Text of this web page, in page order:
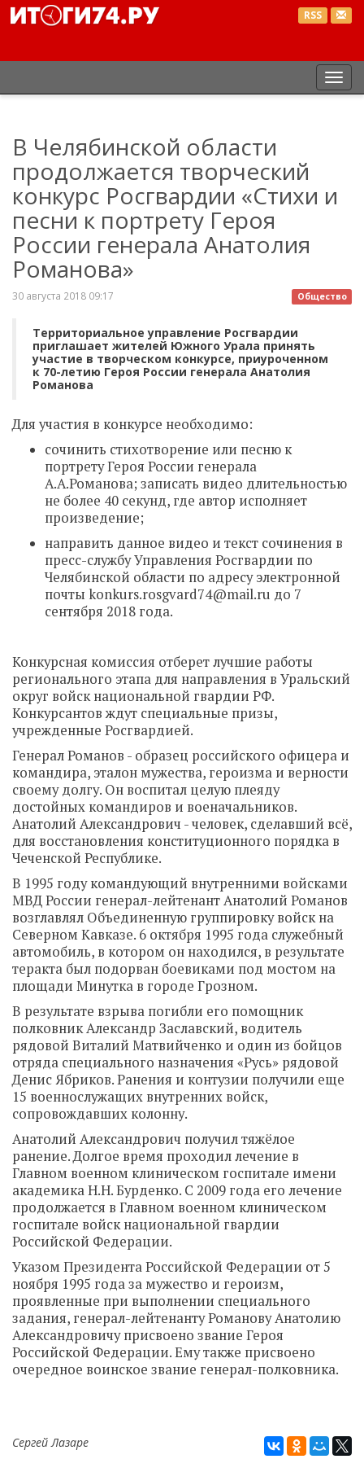
RSS
В Челябинской области
продолжается творческий
конкурс Росгвардии «Стихи и
песни к портрету Героя
России генерала Анатолия
Романова»
Общество
30 августа 2018 09:17
Территориальное управление Росгвардии
приглашает жителей Южного Урала принять
участие в творческом конкурсе, приуроченном
к 70-летию Героя России генерала Анатолия
Романова
Для участия в конкурсе необходимо:
сочинить стихотворение или песню к
портрету Героя России генерала
А.А.Романова; записать видео длительностью
не более 40 секунд, где автор исполняет
произведение;
направить данное видео и текст сочинения в
пресс-службу Управления Росгвардии по
Челябинской области по адресу электронной
почты konkurs.rosgvard74@mail.ru до 7
сентября 2018 года.
Конкурсная комиссия отберет лучшие работы
регионального этапа для направления в Уральский
округ войск национальной гвардии РФ.
Конкурсантов ждут специальные призы,
учрежденные Росгвардией.
Генерал Романов - образец российского офицера и
командира, эталон мужества, героизма и верности
своему долгу. Он воспитал целую плеяду
достойных командиров и военачальников.
Анатолий Александрович - человек, сделавший всё,
для восстановления конституционного порядка в
Чеченской Республике.
В 1995 году командующий внутренними войсками
МВД России генерал-лейтенант Анатолий Романов
возглавлял Объединенную группировку войск на
Северном Кавказе. 6 октября 1995 года служебный
автомобиль, в котором он находился, в результате
теракта был подорван боевиками под мостом на
площади Минутка в городе Грозном.
В результате взрыва погибли его помощник
полковник Александр Заславский, водитель
рядовой Виталий Матвийченко и один из бойцов
отряда специального назначения «Русь» рядовой
Денис Ябриков. Ранения и контузии получили еще
15 военнослужащих внутренних войск,
сопровождавших колонну.
Анатолий Александрович получил тяжёлое
ранение. Долгое время проходил лечение в
Главном военном клиническом госпитале имени
академика Н.Н. Бурденко. С 2009 года его лечение
продолжается в Главном военном клиническом
госпитале войск национальной гвардии
Российской Федерации.
Указом Президента Российской Федерации от 5
ноября 1995 года за мужество и героизм,
проявленные при выполнении специального
задания, генерал-лейтенанту Романову Анатолию
Александровичу присвоено звание Героя
Российской Федерации. Ему также присвоено
очередное воинское звание генерал-полковника.
Сергей Лазаре